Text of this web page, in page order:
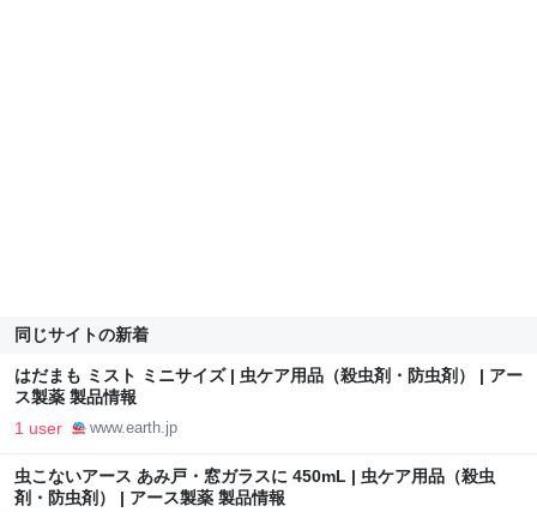
同じサイトの新着
はだまも ミスト ミニサイズ | 虫ケア用品（殺虫剤・防虫剤） | アー
ス製薬 製品情報
1 user www.earth.jp
虫こないアース あみ戸・窓ガラスに 450mL | 虫ケア用品（殺虫
剤・防虫剤） | アース製薬 製品情報